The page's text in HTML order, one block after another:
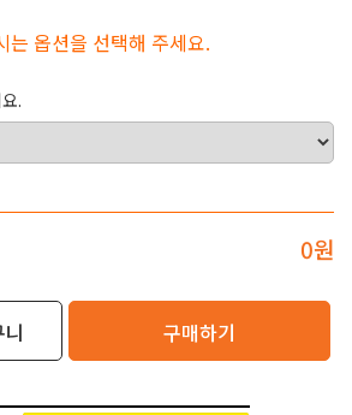
는 옵션을 선택해 주세요.
.
0원
구매하기